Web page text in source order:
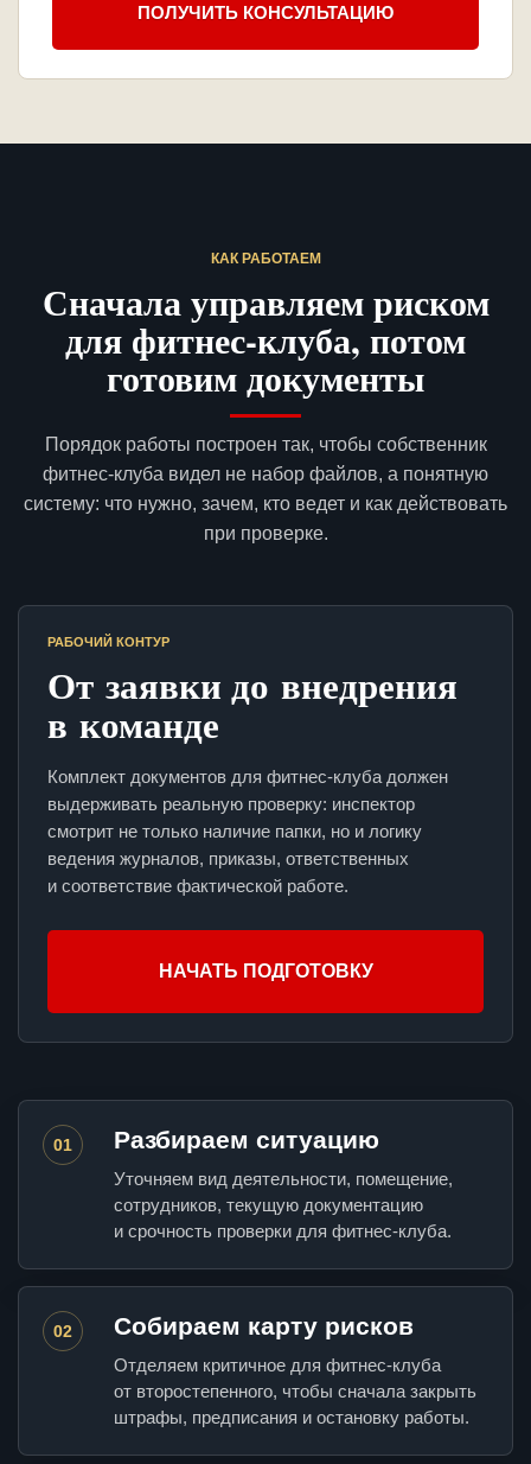
ПОЛУЧИТЬ КОНСУЛЬТАЦИЮ
КАК РАБОТАЕМ
Сначала управляем риском
для фитнес-клуба, потом
готовим документы
Порядок работы построен так, чтобы собственник
фитнес-клуба видел не набор файлов, а понятную
систему: что нужно, зачем, кто ведет и как действовать
при проверке.
РАБОЧИЙ КОНТУР
От заявки до внедрения
в команде
Комплект документов для фитнес-клуба должен
выдерживать реальную проверку: инспектор
смотрит не только наличие папки, но и логику
ведения журналов, приказы, ответственных
и соответствие фактической работе.
НАЧАТЬ ПОДГОТОВКУ
01 Разбираем ситуацию
Уточняем вид деятельности, помещение,
сотрудников, текущую документацию
и срочность проверки для фитнес-клуба.
02 Собираем карту рисков
Отделяем критичное для фитнес-клуба
от второстепенного, чтобы сначала закрыть
штрафы, предписания и остановку работы.